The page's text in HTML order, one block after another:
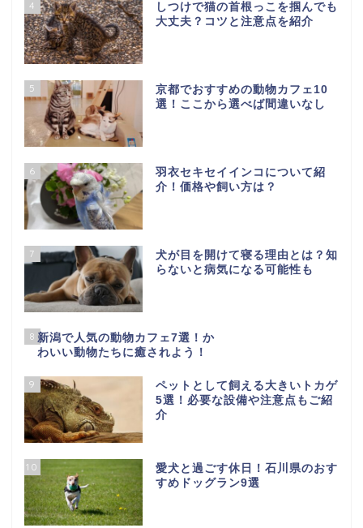
4
しつけで猫の首根っこを掴んでも
大丈夫？コツと注意点を紹介
5
京都でおすすめの動物カフェ10
選！ここから選べば間違いなし
6
羽衣セキセイインコについて紹
介！価格や飼い方は？
7
犬が目を開けて寝る理由とは？知
らないと病気になる可能性も
8 新潟で人気の動物カフェ7選！か
わいい動物たちに癒されよう！
9
ペットとして飼える大きいトカゲ
5選！必要な設備や注意点もご紹
介
10
愛犬と過ごす休日！石川県のおす
すめドッグラン9選